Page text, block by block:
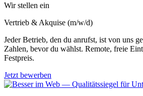
Wir stellen ein
Vertrieb & Akquise (m/w/d)
Jeder Betrieb, den du anrufst, ist von uns
Zahlen, bevor du wählst. Remote, freie
Festpreis.
Jetzt bewerben